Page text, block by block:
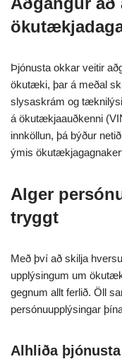
Þjónusta okkar veitir
ökutæki, þar á meðal
slysaskrám og
á ökutækjaauðkenni
innköllun, þá býður
ýmis
Alger
tryggt
Með því að skilja
upplýsingum um
gegnum allt ferlið. Öll
persónuupplýsingar
Alhliða